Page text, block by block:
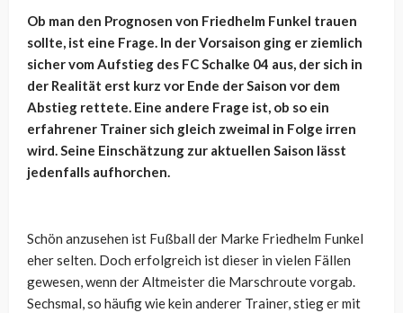
Ob man den Prognosen von Friedhelm Funkel trauen
sollte, ist eine Frage. In der Vorsaison ging er ziemlich
sicher vom Aufstieg des FC Schalke 04 aus, der sich in
der Realität erst kurz vor Ende der Saison vor dem
Abstieg rettete. Eine andere Frage ist, ob so ein
erfahrener Trainer sich gleich zweimal in Folge irren
wird. Seine Einschätzung zur aktuellen Saison lässt
jedenfalls aufhorchen.
Schön anzusehen ist Fußball der Marke Friedhelm Funkel
eher selten. Doch erfolgreich ist dieser in vielen Fällen
gewesen, wenn der Altmeister die Marschroute vorgab.
Sechsmal, so häufig wie kein anderer Trainer, stieg er mit